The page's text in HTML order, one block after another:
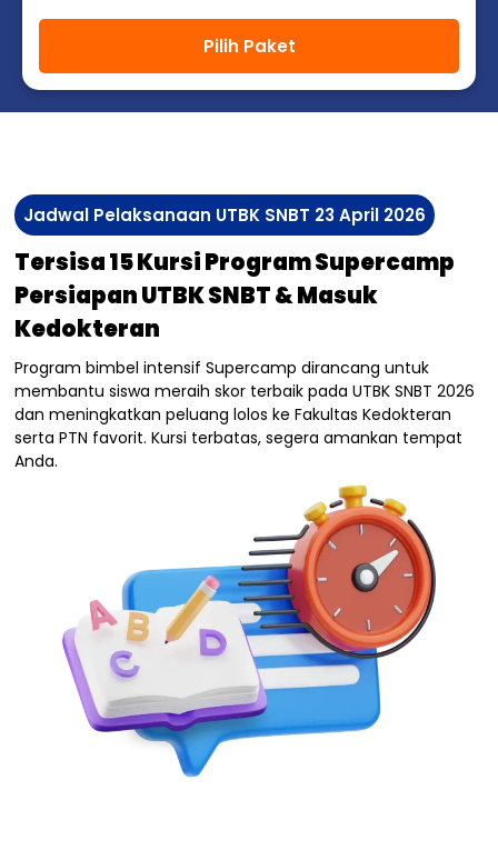
Pilih Paket
Jadwal Pelaksanaan UTBK SNBT 23 April 2026
Tersisa 15 Kursi Program Supercamp
Persiapan UTBK SNBT & Masuk
Kedokteran
Program bimbel intensif Supercamp dirancang untuk
membantu siswa meraih skor terbaik pada UTBK SNBT 2026
dan meningkatkan peluang lolos ke Fakultas Kedokteran
serta PTN favorit. Kursi terbatas, segera amankan tempat
Anda.